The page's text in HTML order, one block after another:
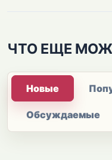
ЧТО ЕЩЕ
Новые
Обсуждаемые